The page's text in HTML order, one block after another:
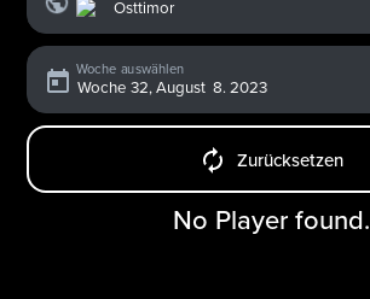
Woche auswählen
Zurücksetzen
No Player found.